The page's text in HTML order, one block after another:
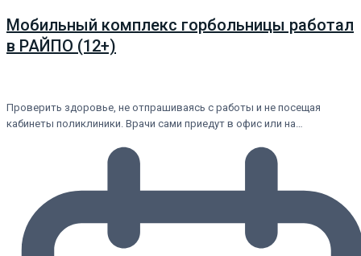
Мобильный комплекс горбольницы работал
в РАЙПО (12+)
Проверить здоровье, не отпрашиваясь с работы и не посещая
кабинеты поликлиники. Врачи сами приедут в офис или на…